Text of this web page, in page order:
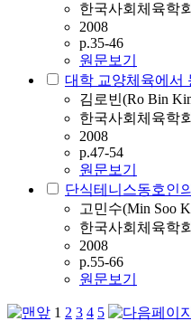
한국사회체육학회
2008
p.35-46
원문보기
대학 교양체육에서
김로빈(Ro Bin
한국사회체육학회
2008
p.47-54
원문보기
단식테니스동호인
고민수(Min Soo
한국사회체육학회
2008
p.55-66
원문보기
1 2 3 4 5